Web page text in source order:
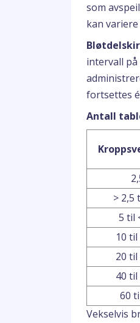
som
kan
intervall
fortsettes
Antall
> 2,5
5 til
10 til
20 til
40 til
60
Vekselvis